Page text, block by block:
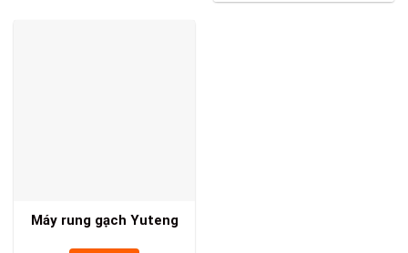
Máy rung gạch Yuteng